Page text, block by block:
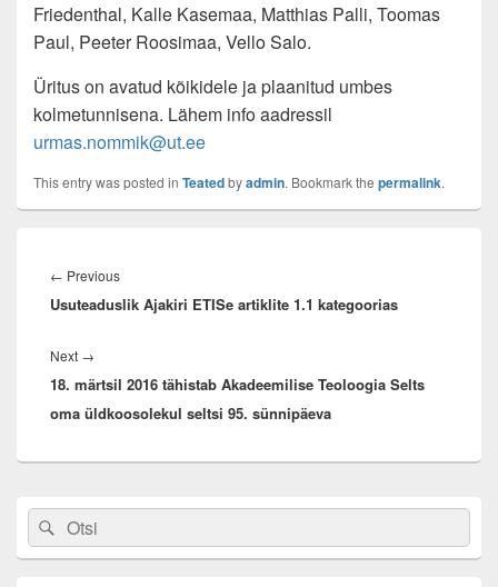
Friedenthal, Kalle Kasemaa, Matthias Palli, Toomas
Paul, Peeter Roosimaa, Vello Salo.
Üritus on avatud kõikidele ja plaanitud umbes
kolmetunnisena. Lähem info aadressil
urmas.nommik@ut.ee
This entry was posted in Teatedbyadmin. Bookmark the permalink.
← PreviousPrevious
post:
Usuteaduslik Ajakiri ETISe artiklite 1.1 kategoorias
Next →
post:
18. märtsil 2016 tähistab Akadeemilise Teoloogia Selts
oma üldkoosolekul seltsi 95. sünnipäeva
Primary
Sidebar
Widget
Area
Search
for:
Search